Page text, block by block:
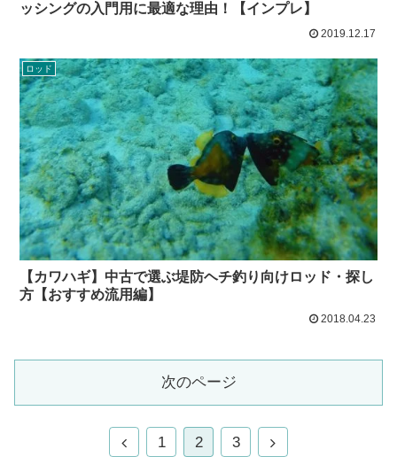
ッシングの入門用に最適な理由！【インプレ】
2019.12.17
ロッド
【カワハギ】中古で選ぶ堤防ヘチ釣り向けロッド・探し
方【おすすめ流用編】
2018.04.23
次のページ
1 2 3